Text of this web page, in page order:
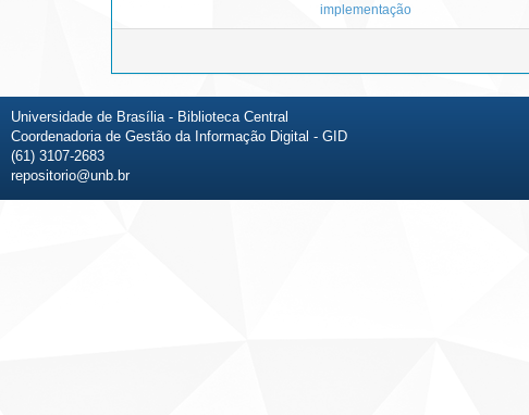
implementação
Universidade de Brasília - Biblioteca Central
Coordenadoria de Gestão da Informação Digital - GID
(61) 3107-2683
repositorio@unb.br